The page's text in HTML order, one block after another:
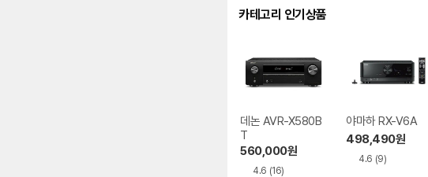
카테고리 인기상품
데논 AVR-X580B
T
560,000원
4.6 (16)
야마하 RX-V6A
498,490원
4.6 (9)